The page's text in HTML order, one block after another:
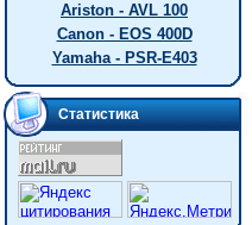
Ariston - AVL 100
Canon - EOS 400D
Yamaha - PSR-E403
Статистика